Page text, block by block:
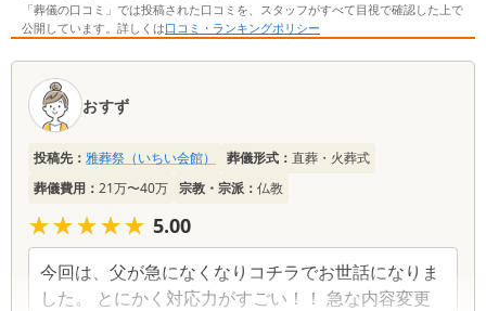
「葬儀の口コミ」では投稿された口コミを、スタッフがすべて目視で確認した上で
公開しています。詳しくは口コミ・ランキングポリシー
おすず
投稿先： 雅葬祭（いちい会館） 葬儀形式： 直葬・火葬式
葬儀費用： 21万〜40万 宗教・宗派： 仏教
★★★★★
★★★★★ 5.00
今回は、父が急になくなりコチラでお世話になりま
した。 とにかく対応力がすごい！！ 急な内容変更